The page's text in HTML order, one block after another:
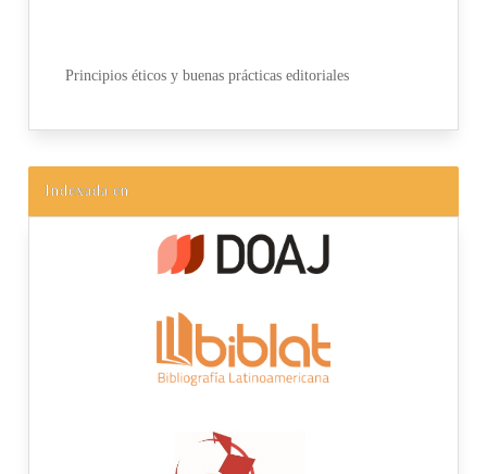
Principios éticos y buenas prácticas editoriales
Indexada en